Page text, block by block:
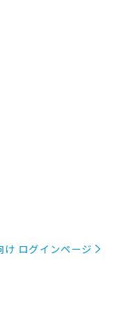
け ログインページ